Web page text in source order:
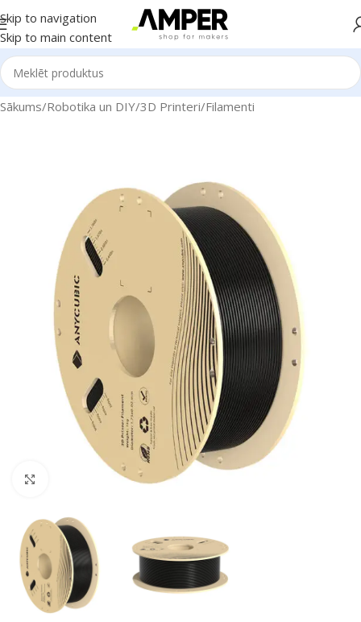
Skip to navigation
Skip to main content
Sākums/Robotika un DIY/3D Printeri/Filamenti
Noklikšķiniet, lai palielinātu